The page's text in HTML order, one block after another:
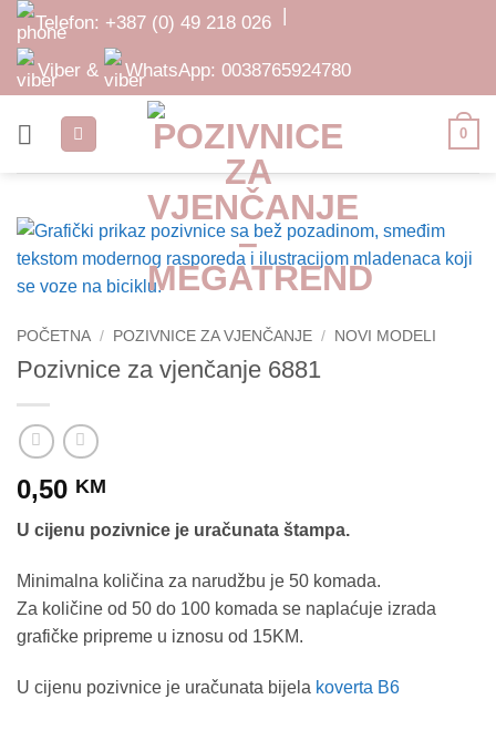
Skip
content
Telefon: +387 (0) 49 218 026 |
Viber & WhatsApp: 0038765924780
0
POČETNA / POZIVNICE ZA VJENČANJE / NOVI MODELI
Pozivnice za vjenčanje 6881
0,50 KM
U cijenu pozivnice je uračunata štampa.
Minimalna količina za narudžbu je 50 komada.
Za količine od 50 do 100 komada se naplaćuje izrada
grafičke pripreme u iznosu od 15KM.
U cijenu pozivnice je uračunata bijela koverta B6